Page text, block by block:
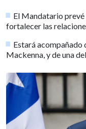
El Mandatario
fortalecer las
Estará acompañado
Mackenna, y de una